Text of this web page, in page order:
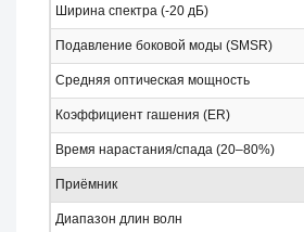
Ширина спектра (-20 дБ)
Подавление боковой моды (SMSR)
Средняя оптическая мощность
Коэффициент гашения (ER)
Время нарастания/спада (20–80%)
Приёмник
Диапазон длин волн